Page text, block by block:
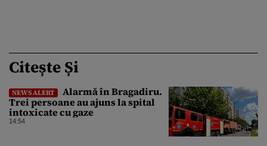
Citește Și
NEWS ALERT
Alarmă în Bragadiru.
Trei persoane au ajuns la spital
intoxicate cu gaze
14:54